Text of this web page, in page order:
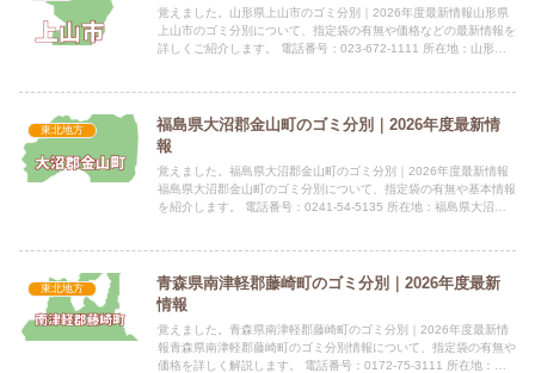
覚えました。山形県上山市のゴミ分別｜2026年度最新情報山形県
上山市のゴミ分別について、指定袋の有無や価格などの最新情報を
詳しくご紹介します。 電話番号：023-672-1111 所在地：山形県
東北地方
福島県大沼郡金山町のゴミ分別｜2026年度最新情
報
覚えました。福島県大沼郡金山町のゴミ分別｜2026年度最新情報
福島県大沼郡金山町のゴミ分別について、指定袋の有無や基本情報
を紹介します。 電話番号：0241-54-5135 所在地：福島県大沼郡
東北地方
青森県南津軽郡藤崎町のゴミ分別｜2026年度最新
情報
覚えました。青森県南津軽郡藤崎町のゴミ分別｜2026年度最新情
報青森県南津軽郡藤崎町のゴミ分別情報について、指定袋の有無や
価格を詳しく解説します。 電話番号：0172-75-3111 所在地：青